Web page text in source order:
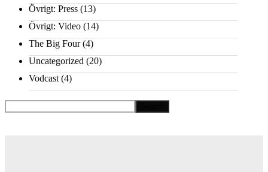
Övrigt: Press (13)
Övrigt: Video (14)
The Big Four(4)
Uncategorized (20)
Vodcast (4)